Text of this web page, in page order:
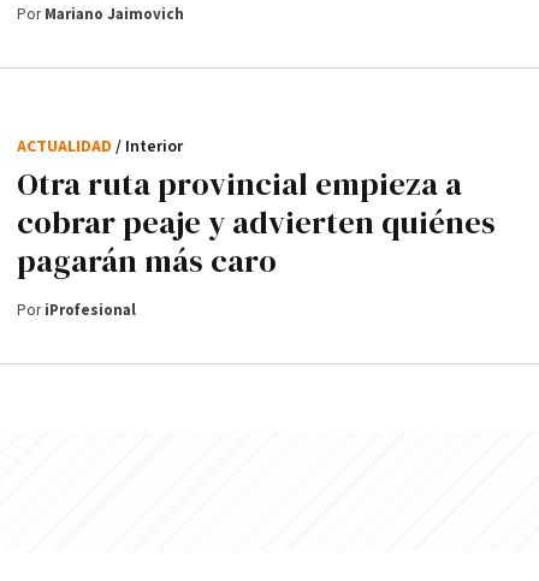
PorMariano Jaimovich
Otra ruta provincial empieza a
cobrar peaje y advierten quiénes
pagarán más caro
ACTUALIDAD / Interior
PoriProfesional